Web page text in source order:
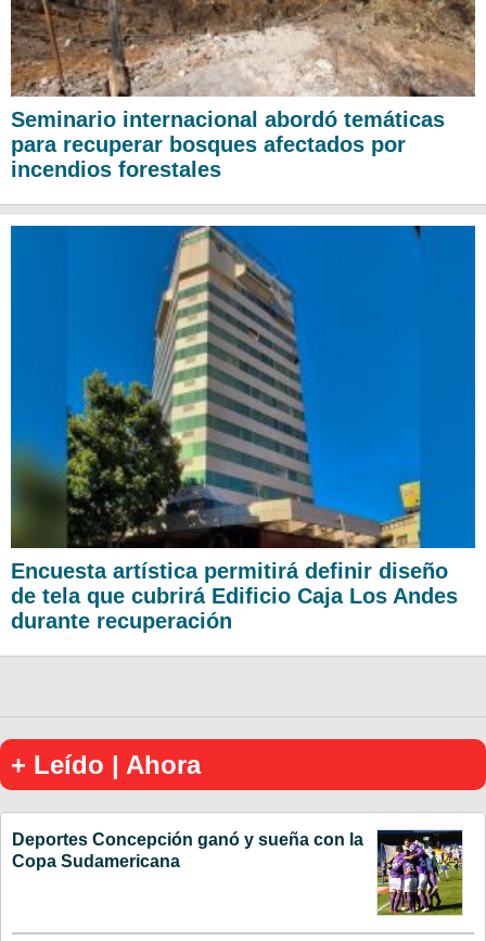
Seminario internacional abordó temáticas
para recuperar bosques afectados por
incendios forestales
Encuesta artística permitirá definir diseño
de tela que cubrirá Edificio Caja Los Andes
durante recuperación
+ Leído | Ahora
Deportes Concepción ganó y sueña con la
Copa Sudamericana